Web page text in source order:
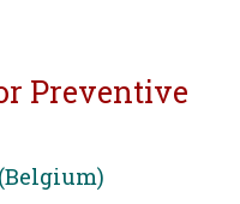
Preventive